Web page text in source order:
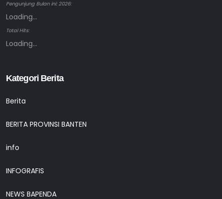
Pengunjung Bulan ini: 2026:
Loading...
Total Hits:
Loading...
Kategori Berita
Berita
BERITA PROVINSI BANTEN
info
INFOGRAFIS
NEWS BAPENDA